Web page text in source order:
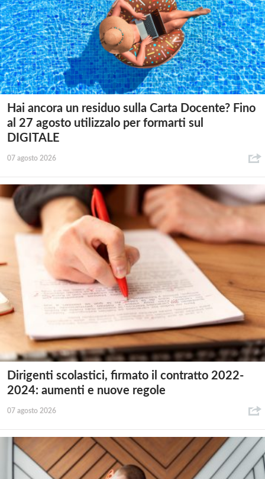
Hai ancora un residuo sulla Carta Docente? Fino
al 27 agosto utilizzalo per formarti sul
DIGITALE
07 agosto 2026
Dirigenti scolastici, firmato il contratto 2022-
2024: aumenti e nuove regole
07 agosto 2026